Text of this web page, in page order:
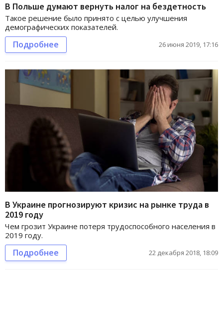
В Польше думают вернуть налог на бездетность
Такое решение было принято с целью улучшения
демографических показателей.
Подробнее 26 июня 2019, 17:16
В Украине прогнозируют кризис на рынке труда в
2019 году
Чем грозит Украине потеря трудоспособного населения в
2019 году.
Подробнее 22 декабря 2018, 18:09